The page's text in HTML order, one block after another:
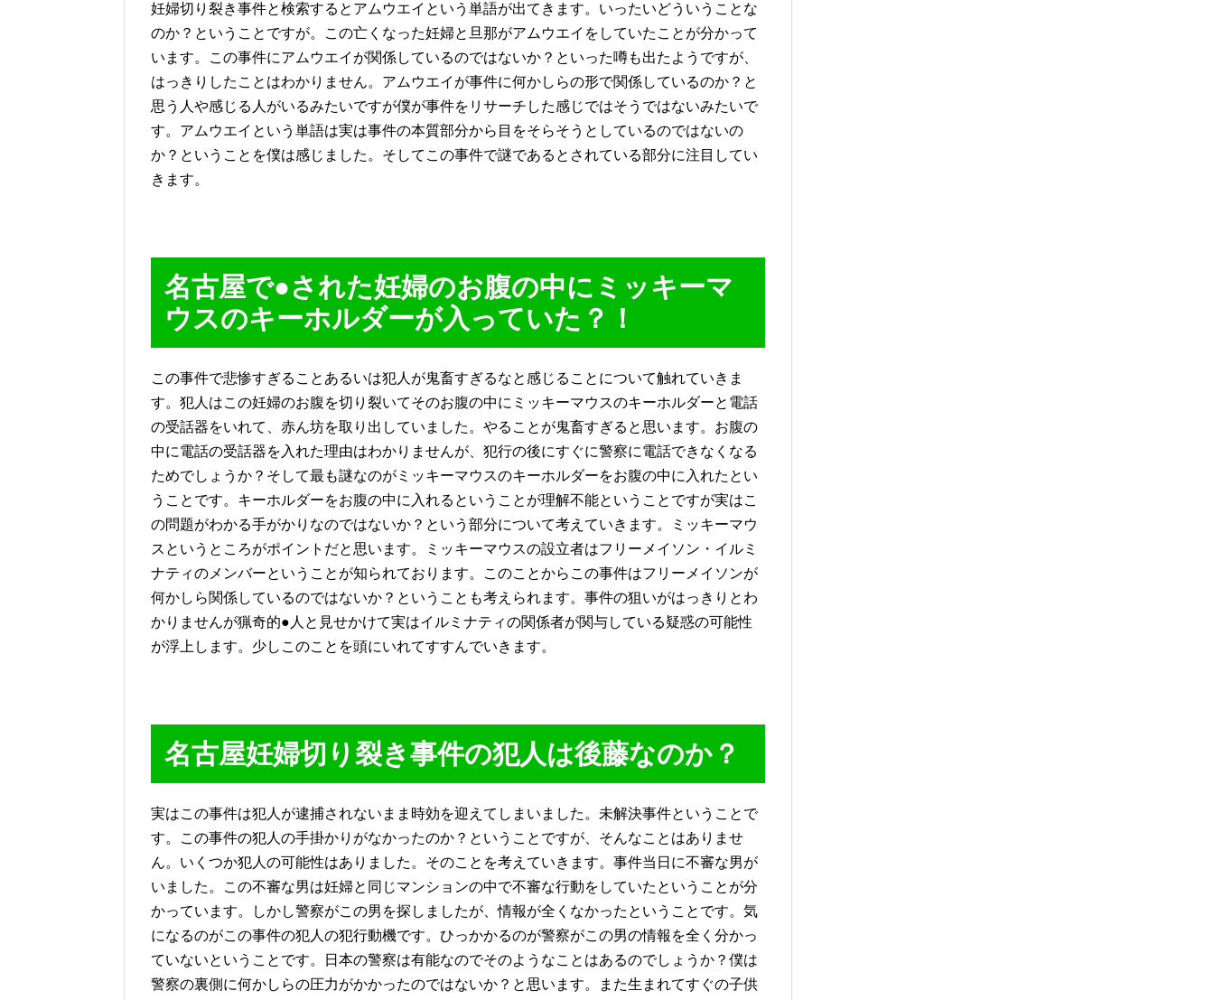
妊婦切り裂き事件と検索するとアムウエイという単語が出てきます。いったいどういうことな
のか？ということですが。この亡くなった妊婦と旦那がアムウエイをしていたことが分かって
います。この事件にアムウエイが関係しているのではないか？といった噂も出たようですが、
はっきりしたことはわかりません。アムウエイが事件に何かしらの形で関係しているのか？と
思う人や感じる人がいるみたいですが僕が事件をリサーチした感じではそうではないみたいで
す。アムウエイという単語は実は事件の本質部分から目をそらそうとしているのではないの
か？ということを僕は感じました。そしてこの事件で謎であるとされている部分に注目してい
きます。
名古屋で●された妊婦のお腹の中にミッキーマ
ウスのキーホルダーが入っていた？！
この事件で悲惨すぎることあるいは犯人が鬼畜すぎるなと感じることについて触れていきま
す。犯人はこの妊婦のお腹を切り裂いてそのお腹の中にミッキーマウスのキーホルダーと電話
の受話器をいれて、赤ん坊を取り出していました。やることが鬼畜すぎると思います。お腹の
中に電話の受話器を入れた理由はわかりませんが、犯行の後にすぐに警察に電話できなくなる
ためでしょうか？そして最も謎なのがミッキーマウスのキーホルダーをお腹の中に入れたとい
うことです。キーホルダーをお腹の中に入れるということが理解不能ということですが実はこ
の問題がわかる手がかりなのではないか？という部分について考えていきます。ミッキーマウ
スというところがポイントだと思います。ミッキーマウスの設立者はフリーメイソン・イルミ
ナティのメンバーということが知られております。このことからこの事件はフリーメイソンが
何かしら関係しているのではないか？ということも考えられます。事件の狙いがはっきりとわ
かりませんが猟奇的●人と見せかけて実はイルミナティの関係者が関与している疑惑の可能性
が浮上します。少しこのことを頭にいれてすすんでいきます。
名古屋妊婦切り裂き事件の犯人は後藤なのか？
実はこの事件は犯人が逮捕されないまま時効を迎えてしまいました。未解決事件ということで
す。この事件の犯人の手掛かりがなかったのか？ということですが、そんなことはありませ
ん。いくつか犯人の可能性はありました。そのことを考えていきます。事件当日に不審な男が
いました。この不審な男は妊婦と同じマンションの中で不審な行動をしていたということが分
かっています。しかし警察がこの男を探しましたが、情報が全くなかったということです。気
になるのがこの事件の犯人の犯行動機です。ひっかかるのが警察がこの男の情報を全く分かっ
ていないということです。日本の警察は有能なのでそのようなことはあるのでしょうか？僕は
警察の裏側に何かしらの圧力がかかったのではないか？と思います。また生まれてすぐの子供